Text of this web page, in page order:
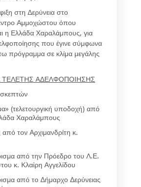
στη Δερύνεια στο
Αμμοχώστου όπου
η Ελλάδα Χαραλάμπους, για
που έγινε σύμφωνα
πρόγραμμα σε κλίμα μεγάλης
ΑΔΕΛΦΟΠΟΙΗΣΗΣ
(τελετουργική υποδοχή) από
Χαραλάμπους
από τον Αρχιμανδρίτη κ.
από την Πρόεδρο του Λ.Ε.
κ. Κλαίρη Αγγελίδου
από το Δήμαρχο Δερύνειας